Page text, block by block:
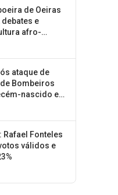
de Oeiras
e
afro-
ataque de
Bombeiros
nascido em
Rafael Fonteles
válidos e